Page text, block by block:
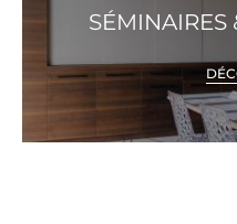
SÉMINAIRES